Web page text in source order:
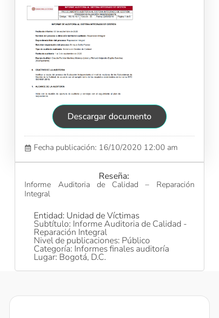
Descargar documento
Fecha publicación: 16/10/2020 12:00 am
Reseña:
Informe Auditoria de Calidad – Reparación
Integral
Entidad: Unidad de Víctimas
Subtítulo: Informe Auditoria de Calidad -
Reparación Integral
Nivel de publicaciones: Público
Categoría: Informes finales auditoría
Lugar: Bogotá, D.C.